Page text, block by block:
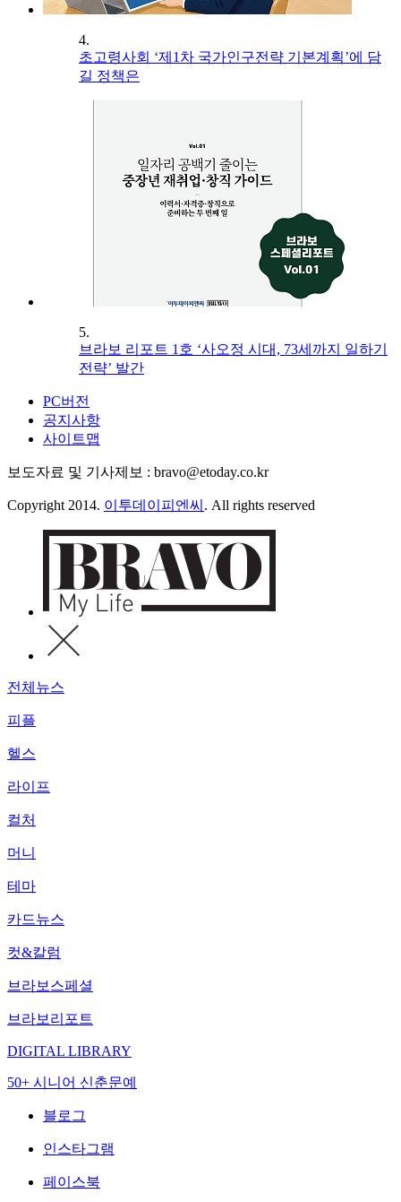
4.
초고령사회 ‘제1차 국가인구전략 기본계획’에 담
길 정책은
5.
브라보 리포트 1호 ‘사오정 시대, 73세까지 일하기
전략’ 발간
PC버전
공지사항
사이트맵
보도자료 및 기사제보 : bravo@etoday.co.kr
Copyright 2014. 이투데이피엔씨 . All rights reserved
전체뉴스
피플
헬스
라이프
컬처
머니
테마
카드뉴스
컷&칼럼
브라보스페셜
브라보리포트
DIGITAL LIBRARY
50+ 시니어 신춘문예
블로그
인스타그램
페이스북